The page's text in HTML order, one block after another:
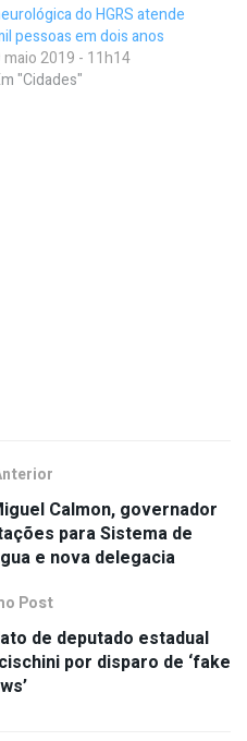
do HGRS atende
pessoas em dois anos
maio 2019 - 11h14
"Cidades"
Calmon, governador
para Sistema de
e nova delegacia
Post
de deputado estadual
por disparo de ‘fake